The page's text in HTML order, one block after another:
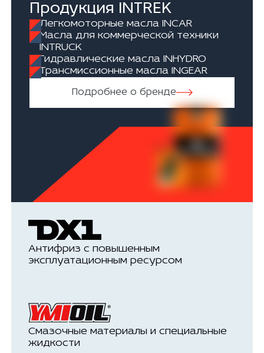
Продукция INTREK
Легкомоторные масла INCAR
Масла для коммерческой техники
INTRUCK
Гидравлические масла INHYDRO
Трансмиссионные масла INGEAR
Подробнее о бренде
Антифриз с повышенным
эксплуатационным ресурсом
Смазочные материалы и специальные
жидкости